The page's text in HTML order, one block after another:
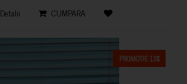
Detalii CUMPARA
PROMOTIE 13%